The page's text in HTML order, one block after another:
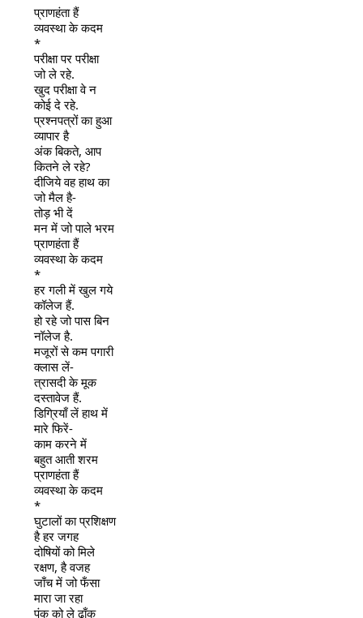
प्राणहंता हैं
व्यवस्था के कदम
*
परीक्षा पर परीक्षा
जो ले रहे.
खुद परीक्षा वे न
कोई दे रहे.
प्रश्नपत्रों का हुआ
व्यापार है
अंक बिकते, आप
कितने ले रहे?
दीजिये वह हाथ का
जो मैल है-
तोड़ भी दें
मन में जो पाले भरम
प्राणहंता हैं
व्यवस्था के कदम
*
हर गली में खुल गये
कॉलेज हैं.
हो रहे जो पास बिन
नॉलेज है.
मजूरों से कम पगारी
क्लास लें-
त्रासदी के मूक
दस्तावेज हैं.
डिग्रियाँ लें हाथ में
मारे फिरें-
काम करने में
बहुत आती शरम
प्राणहंता हैं
व्यवस्था के कदम
*
घुटालों का प्रशिक्षण
है हर जगह
दोषियों को मिले
रक्षण, है वजह
जाँच में जो फँसा
मारा जा रहा
पंक को ले ढाँक